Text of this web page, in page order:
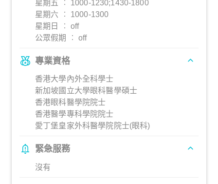
星期五 ︰ 1000-1230;1430-1800
星期六 ︰ 1000-1300
星期日 ︰ off
公眾假期 ︰ off
專業資格
香港大學內外全科學士
新加坡國立大學眼科醫學碩士
香港眼科醫學院院士
香港醫學專科學院院士
愛丁堡皇家外科醫學院院士(眼科)
緊急服務
沒有